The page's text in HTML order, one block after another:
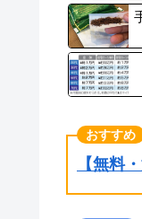
【無料